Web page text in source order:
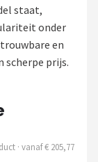
staat,
onder
en
scherpe prijs.
· vanaf € 205,77